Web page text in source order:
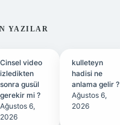
YAZILAR
Cinsel video
izledikten
sonra gusül
gerekir mi ?
Ağustos 6,
2026
kulleteyn
hadisi ne
anlama gelir ?
Ağustos 6,
2026